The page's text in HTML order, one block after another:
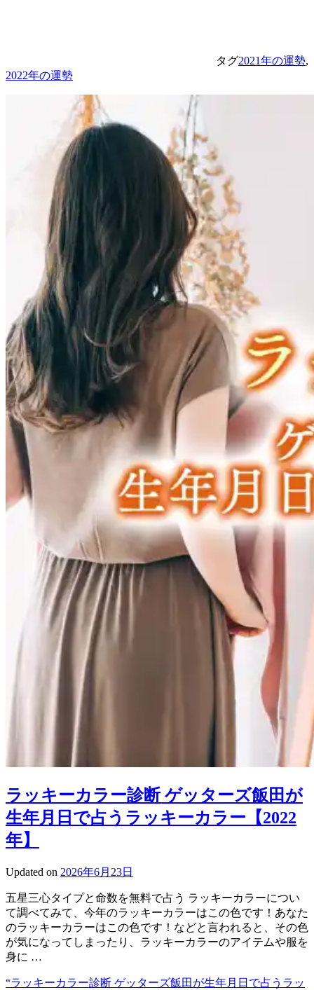
タグ2021年の運勢,
2022年の運勢
ラッキーカラー診断 ゲッターズ飯田が
生年月日で占うラッキーカラー【2022
年】
Updated on 2026年6月23日
五星三心タイプと命数を無料で占う ラッキーカラーについ
て調べてみて、今年のラッキーカラーはこの色です！あなた
のラッキーカラーはこの色です！などと言われると、その色
が気になってしまったり、ラッキーカラーのアイテムや服を
身に …
“ラッキーカラー診断 ゲッターズ飯田が生年月日で占うラッ